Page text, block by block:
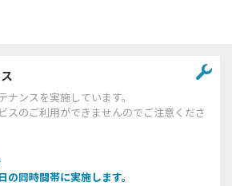
ンスを実施しています。
スのご利用ができませんのでご注意くださ
同時間帯に実施します。